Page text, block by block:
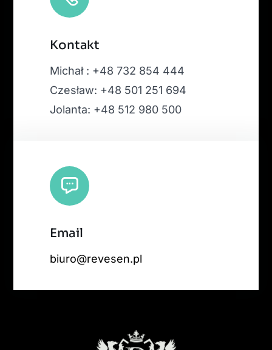
Kontakt
Michał : +48 732 854 444
Czesław: +48 501 251 694
Jolanta: +48 512 980 500
Email
biuro@revesen.pl